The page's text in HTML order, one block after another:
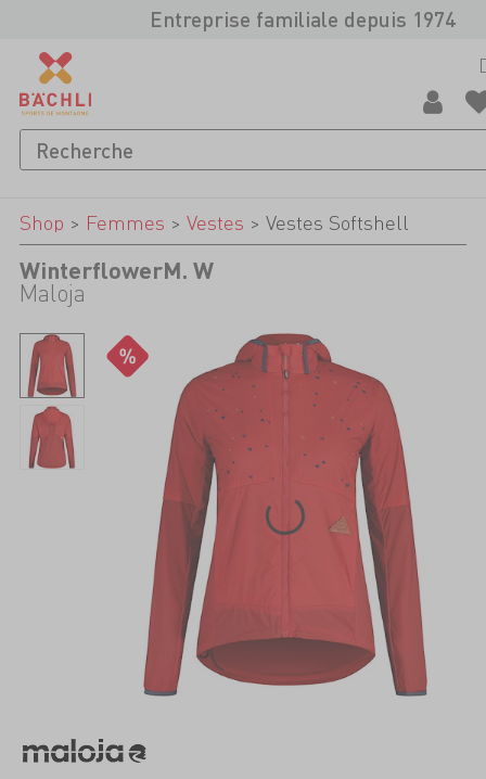
Entreprise familiale depuis 1974
Shop > Femmes > Vestes > Vestes Softshell
WinterflowerM. W
Maloja